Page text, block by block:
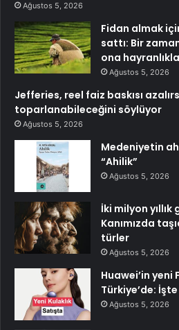
Ağustos 5, 2026
Fidan almak
sattı: Bir
ona
Ağustos 5, 2026
Jefferies, reel faiz baskısı
toparlanabileceğini söylüyor
Ağustos 5, 2026
Medeniyetin
“Ahilik”
Ağustos 5, 2026
İki milyon
Kanımızda
türler
Ağustos 5, 2026
Huawei’in yeni
Türkiye’de:
Ağustos 5, 2026